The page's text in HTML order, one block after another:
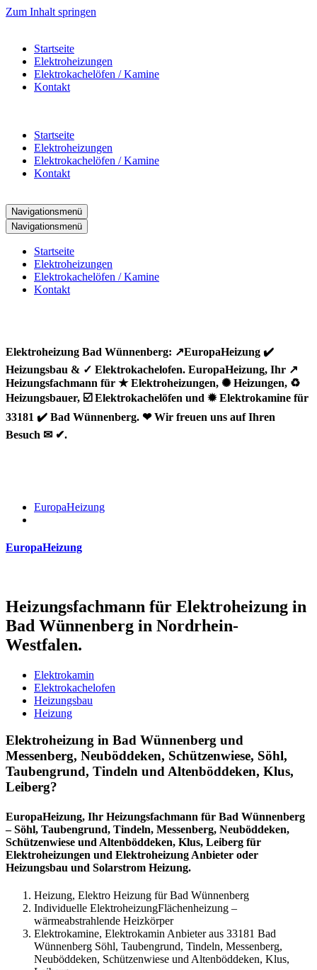
Zum Inhalt springen
Startseite
Elektroheizungen
Elektrokachelöfen / Kamine
Kontakt
Startseite
Elektroheizungen
Elektrokachelöfen / Kamine
Kontakt
Navigationsmenü
Navigationsmenü
Startseite
Elektroheizungen
Elektrokachelöfen / Kamine
Kontakt
Elektroheizung Bad Wünnenberg: ↗️EuropaHeizung ✔️
Heizungsbau & ✓ Elektrokachelofen. EuropaHeizung, Ihr ↗️
Heizungsfachmann für ★ Elektroheizungen, ✺ Heizungen, ♻
Heizungsbauer, ☑️ Elektrokachelöfen und ✹ Elektrokamine für
33181 ✔️ Bad Wünnenberg. ❤ Wir freuen uns auf Ihren
Besuch ✉ ✔.
EuropaHeizung
EuropaHeizung
Heizungsfachmann für Elektroheizung in
Bad Wünnenberg in Nordrhein-
Westfalen.
Elektrokamin
Elektrokachelofen
Heizungsbau
Heizung
Elektroheizung in Bad Wünnenberg und
Messenberg, Neuböddeken, Schützenwiese, Söhl,
Taubengrund, Tindeln und Altenböddeken, Klus,
Leiberg?
EuropaHeizung, Ihr Heizungsfachmann für Bad Wünnenberg
– Söhl, Taubengrund, Tindeln, Messenberg, Neuböddeken,
Schützenwiese und Altenböddeken, Klus, Leiberg für
Elektroheizungen und Elektroheizung Anbieter oder
Heizungsbau und Solarstrom Heizung.
Heizung, Elektro Heizung für Bad Wünnenberg
Individuelle ElektroheizungFlächenheizung –
wärmeabstrahlende Heizkörper
Elektrokamine, Elektrokamin Anbieter aus 33181 Bad
Wünnenberg Söhl, Taubengrund, Tindeln, Messenberg,
Neuböddeken, Schützenwiese und Altenböddeken, Klus,